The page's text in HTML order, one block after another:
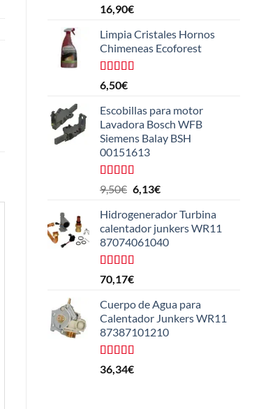
Valorado
con
de 5
16,90€
Limpia Cristales Hornos
Chimeneas Ecoforest
Valorado
con
de 5
6,50€
Escobillas para motor
Lavadora Bosch WFB
Siemens Balay BSH
00151613
Valorado
con
de
5
9,50€ El
original
era:
9,50€.
6,13€El
actual
es:
6,13€.
Hidrogenerador Turbina
calentador junkers WR11
87074061040
Valorado
con
5
70,17€
Cuerpo de Agua para
Calentador Junkers WR11
87387101210
Valorado
con
36,34€